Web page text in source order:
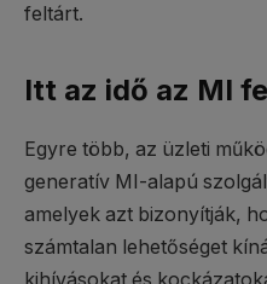
feltárt.
Itt az idő az MI
Egyre több, az üzleti
generatív MI-alapú
amelyek azt bizonyítják,
számtalan lehetőséget